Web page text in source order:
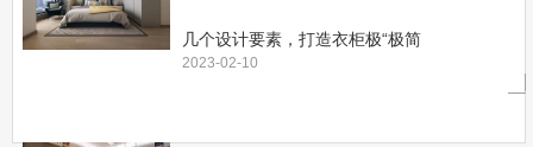
几个设计要素，打造衣柜极“极简
2023-02-10